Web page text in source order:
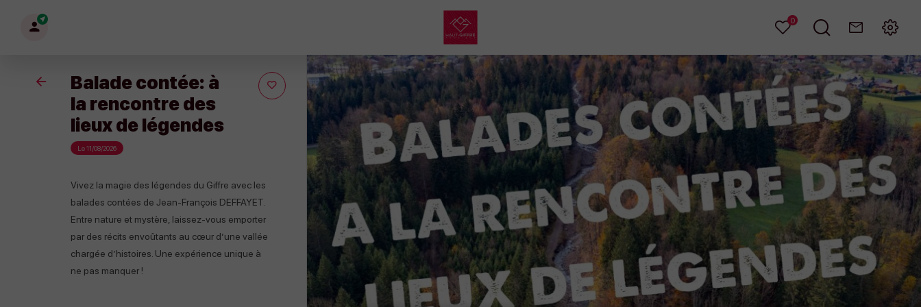
Mon
My
Haut
Giffre
Mes
0
Je
ContactMenu
RetourBalade contée: à
la rencontre des
lieux de légendes
Le 11/08/2026
Vivez la magie des légendes du Giffre avec les
balades contées de Jean-François DEFFAYET.
Entre nature et mystère, laissez-vous emporter
par des récits envoûtants au cœur d’une vallée
chargée d’histoires. Une expérience unique à
ne pas manquer !